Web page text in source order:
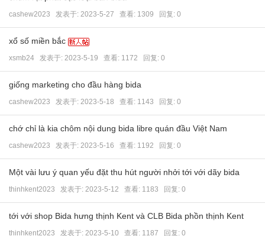
cashew2023 发表于: 2023-5-27 查看: 1309 回复: 0
xổ số miền bắc
xsmb24 发表于: 2023-5-19 查看: 1172 回复: 0
giống marketing cho đầu hàng bida
cashew2023 发表于: 2023-5-18 查看: 1143 回复: 0
chớ chỉ là kia chôm nội dung bida libre quán đầu Việt Nam
cashew2023 发表于: 2023-5-16 查看: 1192 回复: 0
Một vài lưu ý quan yếu đặt thu hút người nhởi tới với dãy bida
thinhkent2023 发表于: 2023-5-12 查看: 1183 回复: 0
tới với shop Bida hưng thịnh Kent và CLB Bida phồn thịnh Kent
thinhkent2023 发表于: 2023-5-10 查看: 1187 回复: 0